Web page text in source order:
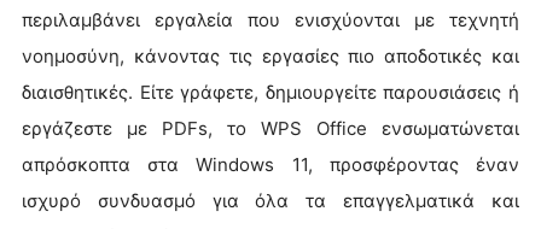
περιλαμβάνει εργαλεία που ενισχύονται με τεχνητή
νοημοσύνη, κάνοντας τις εργασίες πιο αποδοτικές και
διαισθητικές. Είτε γράφετε, δημιουργείτε παρουσιάσεις ή
εργάζεστε με PDFs, το WPS Office ενσωματώνεται
απρόσκοπτα στα Windows 11, προσφέροντας έναν
ισχυρό συνδυασμό για όλα τα επαγγελματικά και